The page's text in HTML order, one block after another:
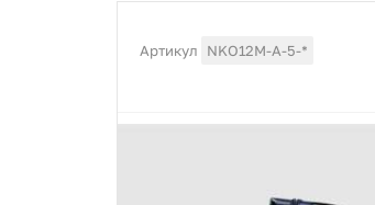
Артикул NKO12M-A-5-*